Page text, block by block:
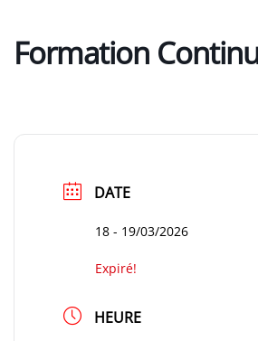
Formation
DATE
18 - 19/03/2026
Expiré!
HEURE